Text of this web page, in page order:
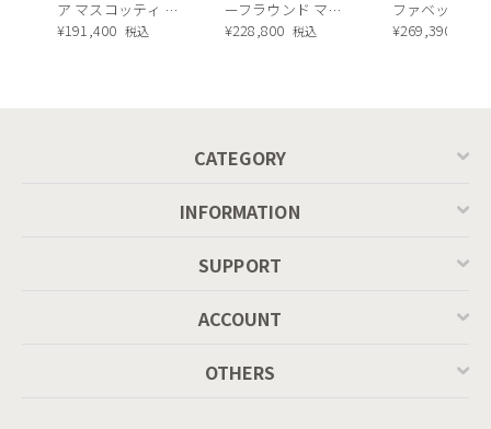
ア マスコッティ 伸
長・昇降式テーブ
¥191,400 税込
ーフラウンド マテ
ィエラ塗装 ダイニ
¥228,800 税込
ファベッド（
ュラル）
¥269,390
CATEGORY
INFORMATION
SUPPORT
ACCOUNT
OTHERS